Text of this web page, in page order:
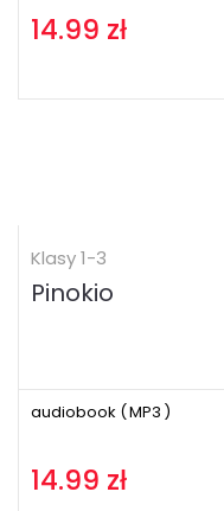
14.99 zł
Klasy 1-3
Pinokio
audiobook (MP3 )
14.99 zł